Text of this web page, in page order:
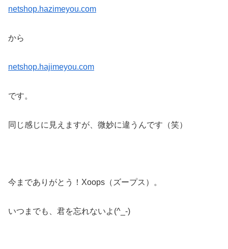
netshop.hazimeyou.com
から
netshop.hajimeyou.com
です。
同じ感じに見えますが、微妙に違うんです（笑）
今までありがとう！Xoops（ズープス）。
いつまでも、君を忘れないよ(^_-)